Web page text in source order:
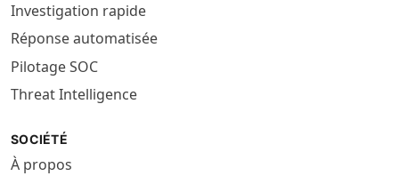
Investigation rapide
Réponse automatisée
Pilotage SOC
Threat Intelligence
SOCIÉTÉ
À propos